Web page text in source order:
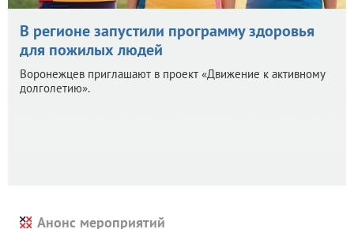
В регионе запустили программу здоровья
для пожилых людей
Воронежцев приглашают в проект «Движение к активному
долголетию».
Анонс мероприятий